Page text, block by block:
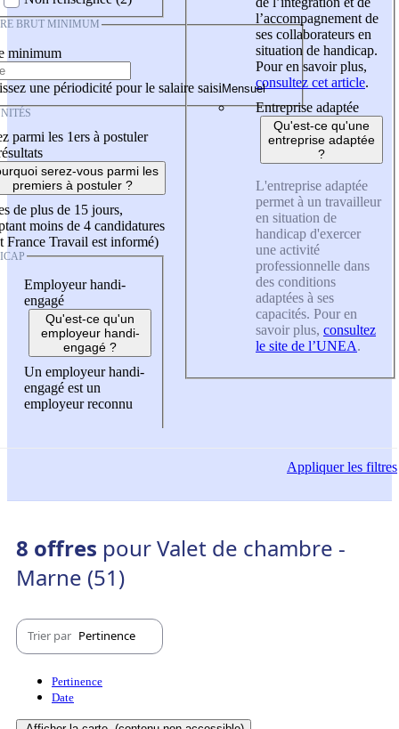
BRUT MINIMUM
minimum
une périodicité pour le salaire saisi
parmi les 1ers à postuler
serez-vous parmi les
premiers à postuler ?
de plus de 15 jours,
moins de 4 candidatures
France Travail est informé)
Employeur handi-
engagé
Qu'est-ce qu'un
employeur handi-
engagé ?
Un employeur handi-
engagé est un
employeur reconnu
l’accompagnement de
ses collaborateurs en
situation de handicap.
Pour en savoir plus,
consultez cet article.
Entreprise adaptée
Qu'est-ce qu'une
entreprise adaptée
?
L'entreprise adaptée
permet à un travailleur
en situation de
handicap d'exercer
une activité
professionnelle dans
des conditions
adaptées à ses
capacités. Pour en
savoir plus, consultez
le site de l’UNEA.
Appliquerles filtres
8 offres pour Valet de chambre -
Marne (51)
Trier par Pertinence
Pertinence
Date